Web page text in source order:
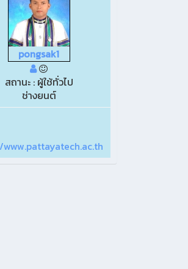
pongsak1
สถานะ : ผู้ใช้ทั่วไป
ช่างยนต์